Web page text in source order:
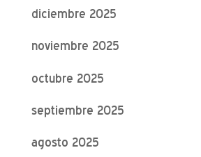
diciembre 2025
noviembre 2025
octubre 2025
septiembre 2025
agosto 2025